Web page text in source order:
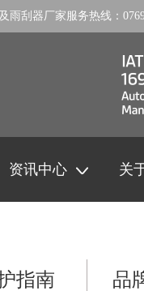
及 雨刮器厂家服务热线：
资讯中心 关
指南 品